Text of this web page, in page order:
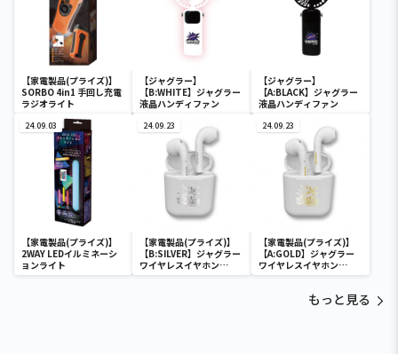
【家電製品(プライズ)】
SORBO 4in1 手回し充電
ラジオライト
【ジャグラー】
【B:WHITE】ジャグラー
液晶ハンディファン
【ジャグラー】
【A:BLACK】ジャグラー
液晶ハンディファン
24.09.03
【家電製品(プライズ)】
2WAY LEDイルミネーシ
ョンライト
24.09.23
【家電製品(プライズ)】
【B:SILVER】ジャグラー
ワイヤレスイヤホン
2(GOLD&SILVER)
24.09.23
【家電製品(プライズ)】
【A:GOLD】ジャグラー
ワイヤレスイヤホン
2(GOLD&SILVER)
もっと見る